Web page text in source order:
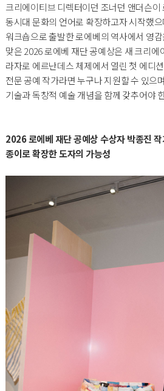
크리에이티브 디렉터이던 조너던 앤더슨
동시대 문화의 언어로 확장하고자 시작했
워크숍으로 출발한 로에베의 역사에서 영
맞은 2026 로에베 재단 공예상은 새 크리
라자로 에르난데스 체제에서 열린 첫 에디
전문 공예 작가라면 누구나 지원할 수 있으
기술과 독창적 예술 개념을 함께 갖추어야
2026 로에베 재단 공예상 수상자 박종진
종이로 확장한 도자의 가능성